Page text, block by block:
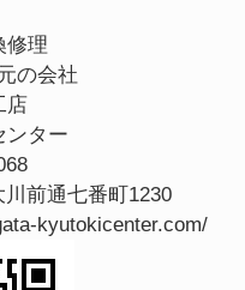
修理
の会社
店
ンター
前通七番町1230
kyutokicenter.com/